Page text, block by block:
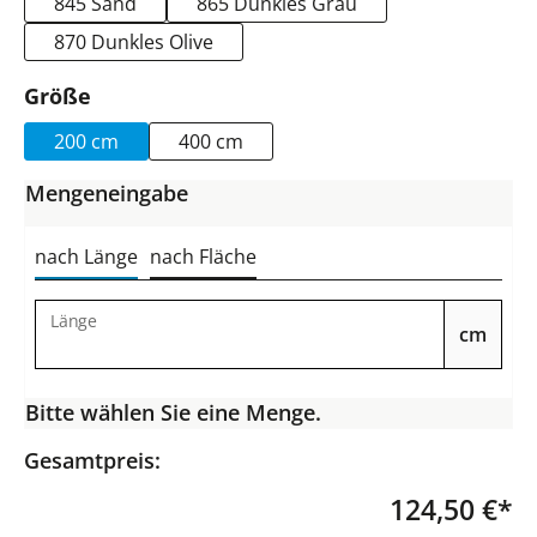
870 Dunkles Olive
Größe
200 cm 400 cm
Mengeneingabe
nach Länge nach Fläche
Länge
cm
Bitte wählen Sie eine Menge.
Gesamtpreis:
124,50 €*